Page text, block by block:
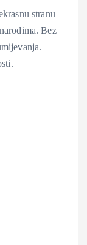
stranu –
Bez